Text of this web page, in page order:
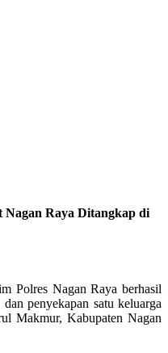
Nagan Raya Ditangkap di
Polres Nagan Raya berhasil
penyekapan satu keluarga
Makmur, Kabupaten Nagan